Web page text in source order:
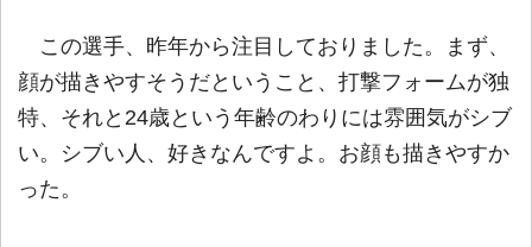
この選手、昨年から注目しておりました。まず、
顔が描きやすそうだということ、打撃フォームが独
特、それと24歳という年齢のわりには雰囲気がシブ
い。シブい人、好きなんですよ。お顔も描きやすか
った。